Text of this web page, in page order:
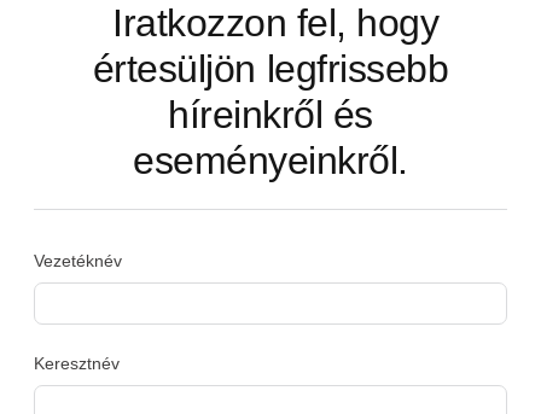
Iratkozzon fel, hogy
értesüljön legfrissebb
híreinkről és
eseményeinkről.
Vezetéknév
Keresztnév